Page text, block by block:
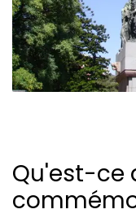
Qu'est-ce